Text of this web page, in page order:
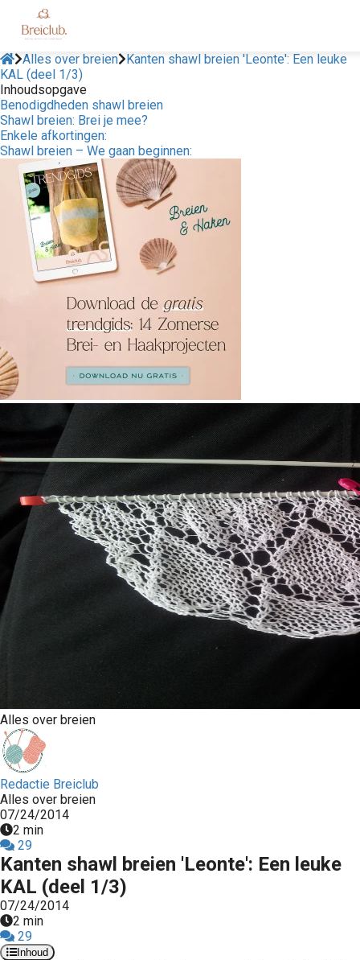
Alles over breien
Kanten shawl breien 'Leonte': Een leuke
KAL (deel 1/3)
Inhoudsopgave
Benodigdheden shawl breien
Shawl breien: Brei je mee?
Enkele afkortingen:
Shawl breien – We gaan beginnen:
Alles over breien
Redactie Breiclub
Alles over breien
07/24/2014
2 min
29
Kanten shawl breien 'Leonte': Een leuke
KAL (deel 1/3)
07/24/2014
2 min
29
Inhoud